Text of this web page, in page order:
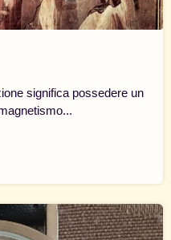
significa possedere un